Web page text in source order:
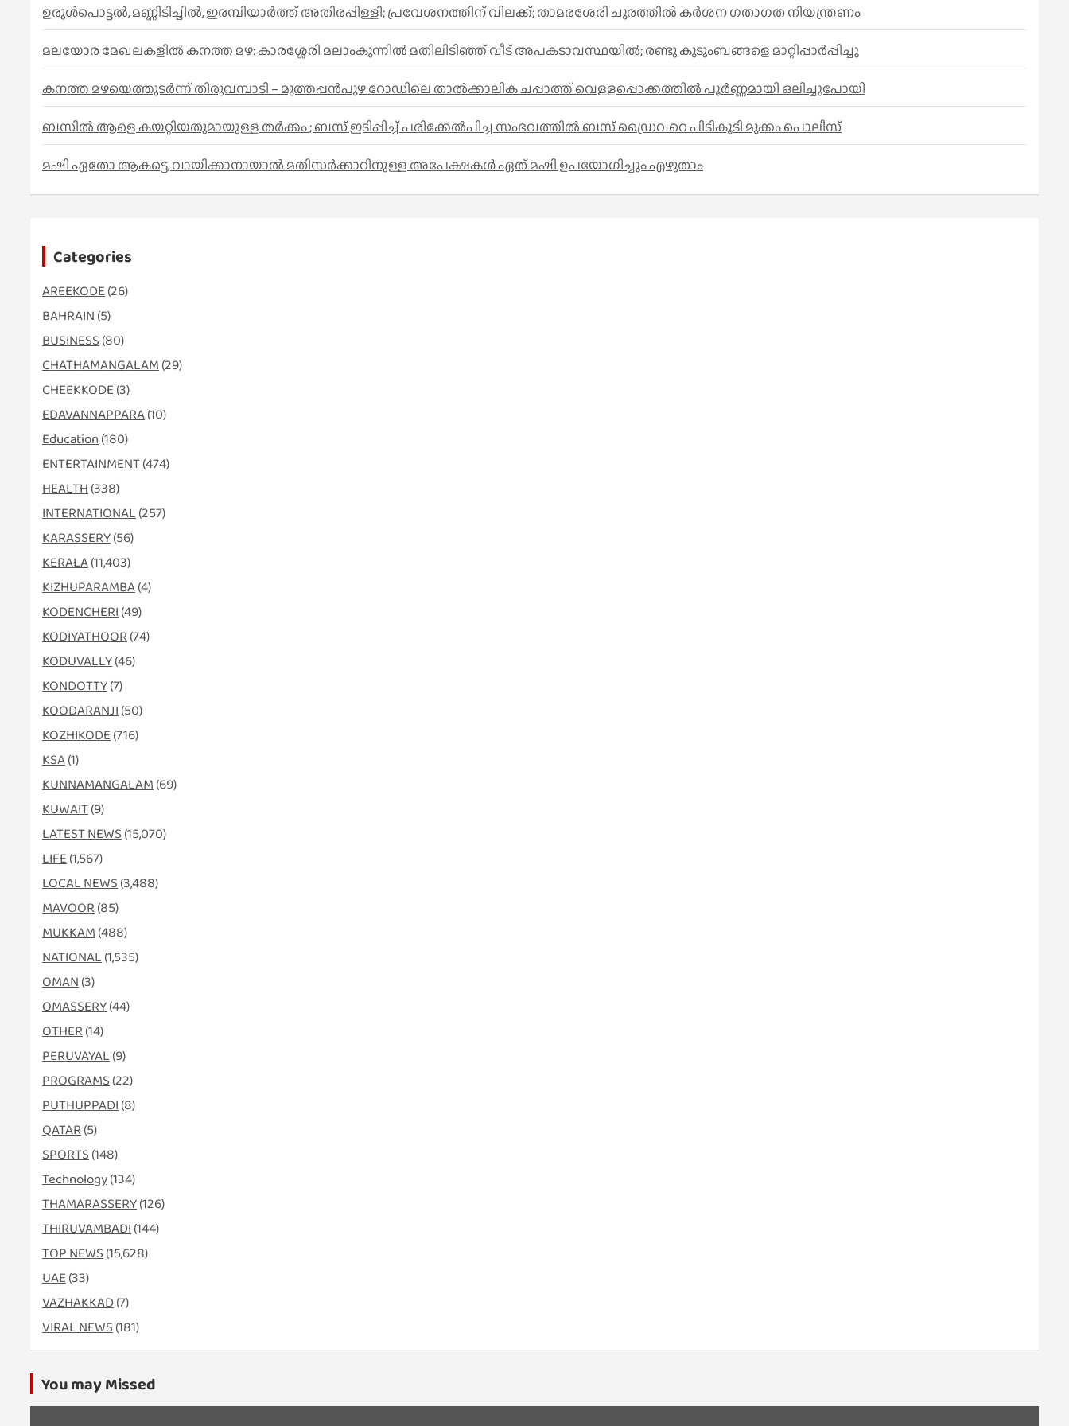
ഉരുൾപൊട്ടൽ, മണ്ണിടിച്ചിൽ, ഇരമ്പിയാര്‍ത്ത് അതിരപ്പിള്ളി; പ്രവേശനത്തിന് വിലക്ക്; താമരശേരി ചുരത്തില്‍ കര്‍ശന ഗതാഗത നിയന്ത്രണം
മലയോര മേഖലകളിൽ കനത്ത മഴ: കാരശ്ശേരി മലാംകുന്നിൽ മതിലിടിഞ്ഞ് വീട് അപകടാവസ്ഥയിൽ; രണ്ടു കുടുംബങ്ങളെ മാറ്റിപ്പാർപ്പിച്ചു
കനത്ത മഴയെത്തുടർന്ന് തിരുവമ്പാടി – മുത്തപ്പൻപുഴ റോഡിലെ താൽക്കാലിക ചപ്പാത്ത് വെള്ളപ്പൊക്കത്തിൽ പൂർണ്ണമായി ഒലിച്ചുപോയി
ബസിൽ ആളെ കയറ്റിയതുമായുള്ള തർക്കം ; ബസ് ഇടിപ്പിച്ച് പരിക്കേൽപിച്ച സംഭവത്തിൽ ബസ് ഡ്രൈവറെ പിടികൂടി മുക്കം പൊലീസ്
മഷി ഏതോ ആകട്ടെ, വായിക്കാനായാൽ മതി​സർക്കാറിനുള്ള അപേക്ഷകൾ ഏത് മഷി ഉപയോഗിച്ചും എഴുതാം
Categories
AREEKODE(26)
BAHRAIN(5)
BUSINESS(80)
CHATHAMANGALAM(29)
CHEEKKODE(3)
EDAVANNAPPARA(10)
Education(180)
ENTERTAINMENT(474)
HEALTH(338)
INTERNATIONAL(257)
KARASSERY(56)
KERALA(11,403)
KIZHUPARAMBA(4)
KODENCHERI(49)
KODIYATHOOR(74)
KODUVALLY(46)
KONDOTTY(7)
KOODARANJI(50)
KOZHIKODE(716)
KSA(1)
KUNNAMANGALAM(69)
KUWAIT(9)
LATEST NEWS(15,070)
LIFE(1,567)
LOCAL NEWS(3,488)
MAVOOR(85)
MUKKAM(488)
NATIONAL(1,535)
OMAN(3)
OMASSERY(44)
OTHER(14)
PERUVAYAL(9)
PROGRAMS(22)
PUTHUPPADI(8)
QATAR(5)
SPORTS(148)
Technology(134)
THAMARASSERY(126)
THIRUVAMBADI(144)
TOP NEWS(15,628)
UAE(33)
VAZHAKKAD(7)
VIRAL NEWS(181)
You may Missed